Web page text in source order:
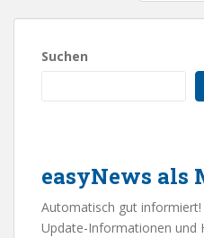
Suchen
easyNews als
Automatisch gut
Update-Informationen und